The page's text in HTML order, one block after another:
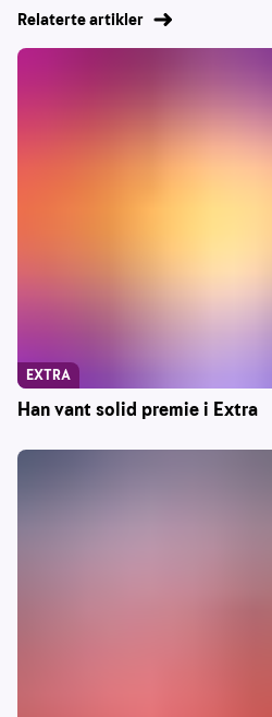
Relaterte artikler
Han vant solid premie i Extra
EXTRA